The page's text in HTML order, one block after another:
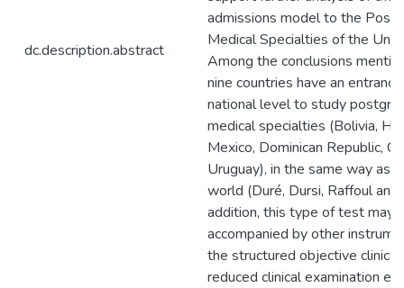
dc.description.abstract
admissions model to the
Medical Specialties of the
Among the conclusions
nine countries have an
national level to study
medical specialties (Bolivia,
Mexico, Dominican Republic,
Uruguay), in the same way as
world (Duré, Dursi, Raffoul
addition, this type of test may
accompanied by other
the structured objective
reduced clinical examination